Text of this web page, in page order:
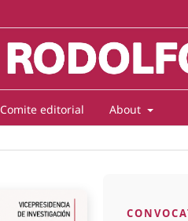
Comite editorial About